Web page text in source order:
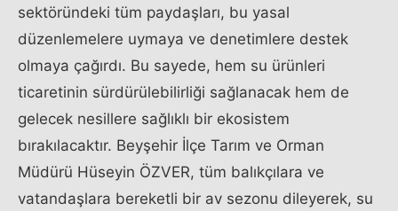
sektöründeki tüm paydaşları, bu yasal
düzenlemelere uymaya ve denetimlere destek
olmaya çağırdı. Bu sayede, hem su ürünleri
ticaretinin sürdürülebilirliği sağlanacak hem de
gelecek nesillere sağlıklı bir ekosistem
bırakılacaktır. Beyşehir İlçe Tarım ve Orman
Müdürü Hüseyin ÖZVER, tüm balıkçılara ve
vatandaşlara bereketli bir av sezonu dileyerek, su